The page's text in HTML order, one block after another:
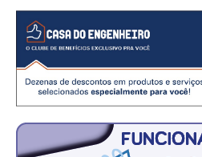
SEESPPREV
CONSÓRCIOS
CAMPANHAS SALARIAIS
PALAVRA DO MURILO